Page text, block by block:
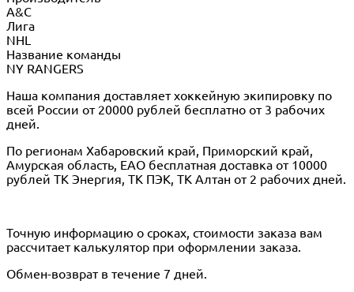
A&C
Лига
NHL
Название команды
NY RANGERS
Наша компания доставляет хоккейную экипировку по
всей России от 20000 рублей бесплатно от 3 рабочих
дней.
По регионам Хабаровский край, Приморский край,
Амурская область, ЕАО бесплатная доставка от 10000
рублей ТК Энергия, ТК ПЭК, ТК Алтан от 2 рабочих дней.
Точную информацию о сроках, стоимости заказа вам
рассчитает калькулятор при оформлении заказа.
Обмен-возврат в течение 7 дней.